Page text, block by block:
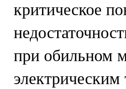
критическое
при обильном
электрическим